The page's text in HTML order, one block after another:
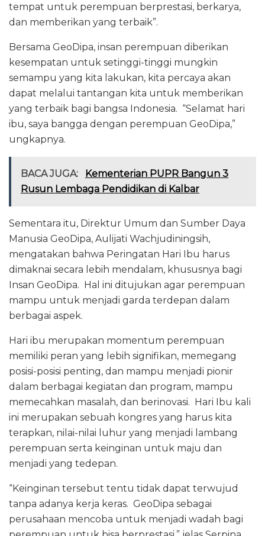
tempat untuk perempuan berprestasi, berkarya,
dan memberikan yang terbaik”.
Bersama GeoDipa, insan perempuan diberikan
kesempatan untuk setinggi-tinggi mungkin
semampu yang kita lakukan, kita percaya akan
dapat melalui tantangan kita untuk memberikan
yang terbaik bagi bangsa Indonesia. “Selamat hari
ibu, saya bangga dengan perempuan GeoDipa,”
ungkapnya.
BACA JUGA:
Kementerian PUPR Bangun 3
Rusun Lembaga Pendidikan di Kalbar
Sementara itu, Direktur Umum dan Sumber Daya
Manusia GeoDipa, Aulijati Wachjudiningsih,
mengatakan bahwa Peringatan Hari Ibu harus
dimaknai secara lebih mendalam, khususnya bagi
Insan GeoDipa. Hal ini ditujukan agar perempuan
mampu untuk menjadi garda terdepan dalam
berbagai aspek.
Hari ibu merupakan momentum perempuan
memiliki peran yang lebih signifikan, memegang
posisi-posisi penting, dan mampu menjadi pionir
dalam berbagai kegiatan dan program, mampu
memecahkan masalah, dan berinovasi. Hari Ibu kali
ini merupakan sebuah kongres yang harus kita
terapkan, nilai-nilai luhur yang menjadi lambang
perempuan serta keinginan untuk maju dan
menjadi yang tedepan.
“Keinginan tersebut tentu tidak dapat terwujud
tanpa adanya kerja keras. GeoDipa sebagai
perusahaan mencoba untuk menjadi wadah bagi